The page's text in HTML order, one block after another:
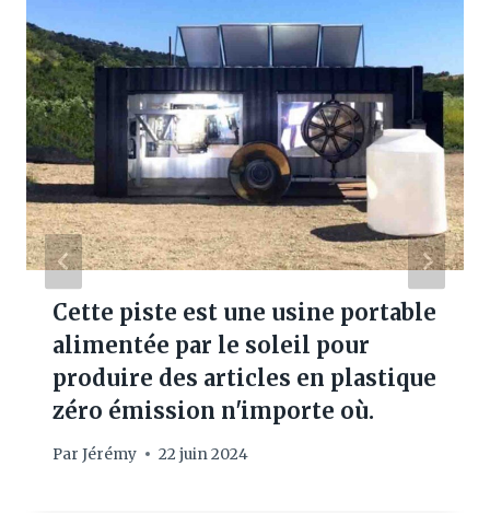
Cette piste est une usine portable
alimentée par le soleil pour
produire des articles en plastique
zéro émission n'importe où.
Par Jérémy 22 juin 2024